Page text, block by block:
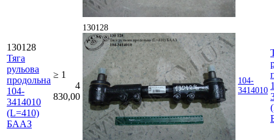
130128
Тяга
рульова
продольна
104-
3414010
(L=410)
БААЗ
≥ 1
4
830,00
130128
104-
3414010